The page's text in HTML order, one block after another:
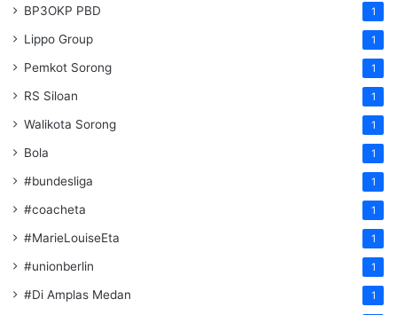
BP3OKP PBD 1
Lippo Group 1
Pemkot Sorong 1
RS Siloan 1
Walikota Sorong 1
Bola 1
#bundesliga 1
#coacheta 1
#MarieLouiseEta 1
#unionberlin 1
#Di Amplas Medan 1